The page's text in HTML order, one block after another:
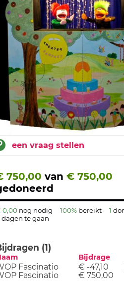
een vraag stellen
750,00 van € 750,00
0,00 nog nodig 100% bereikt 1
dagen te gaan
(1)
Bijdrage
Fascinatio € -47,10
Fascinatio
€ 750,00